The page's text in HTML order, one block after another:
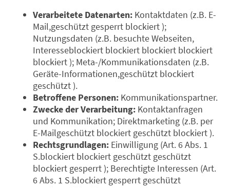
Verarbeitete Datenarten: Kontaktdaten (z.B. E-
Mail,geschützt gesperrt blockiert );
Nutzungsdaten (z.B. besuchte Webseiten,
Interesseblockiert blockiert blockiert blockiert
blockiert ); Meta-/Kommunikationsdaten (z.B.
Geräte-Informationen,geschützt blockiert
geschützt ).
Betroffene Personen: Kommunikationspartner.
Zwecke der Verarbeitung: Kontaktanfragen
und Kommunikation; Direktmarketing (z.B. per
E-Mailgeschützt blockiert geschützt blockiert ).
Rechtsgrundlagen: Einwilligung (Art. 6 Abs. 1
S.blockiert blockiert geschützt geschützt
blockiert gesperrt ); Berechtigte Interessen (Art.
6 Abs. 1 S.blockiert gesperrt geschützt